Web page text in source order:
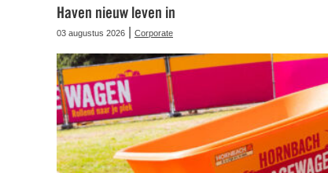
Haven nieuw leven in
03 augustus 2026 Corporate